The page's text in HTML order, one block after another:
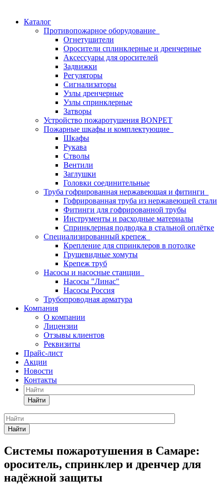
Каталог
Противопожарное оборудование
Огнетушители
Оросители сплинклерные и дренчерные
Аксессуары для оросителей
Задвижки
Регуляторы
Сигнализаторы
Узлы дренчерные
Узлы спринклерные
Затворы
Устройство пожаротушения BONPET
Пожарные шкафы и комплектующие
Шкафы
Рукава
Стволы
Вентили
Заглушки
Головки соединительные
Труба гофрированная нержавеющая и фитинги
Гофрированная труба из нержавеющей стали
Фитинги для гофрированной трубы
Инструменты и расходные материалы
Спринклерная подводка в стальной оплётке
Специализированный крепеж
Крепление для спринклеров в потолке
Грушевидные хомуты
Крепеж труб
Насосы и насосные станции
Насосы "Линас"
Насосы Россия
Трубопроводная арматура
Компания
О компании
Лицензии
Отзывы клиентов
Реквизиты
Прайс-лист
Акции
Новости
Контакты
Найти
Найти
Системы пожаротушения в Самаре:
ороситель, спринклер и дренчер для
надёжной защиты